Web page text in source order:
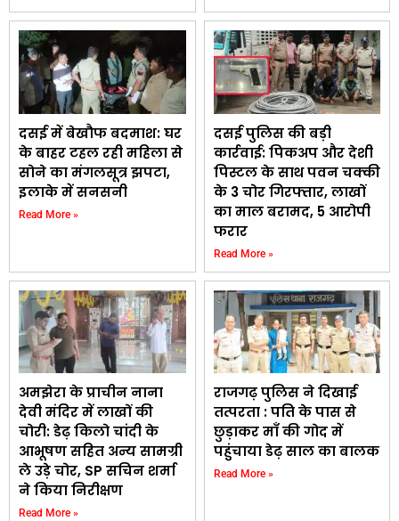
दसई में बेखौफ बदमाश: घर
के बाहर टहल रही महिला से
सोने का मंगलसूत्र झपटा,
इलाके में सनसनी
Read More »
दसई पुलिस की बड़ी
कार्रवाई: पिकअप और देशी
पिस्टल के साथ पवन चक्की
के 3 चोर गिरफ्तार, लाखों
का माल बरामद, 5 आरोपी
फरार
Read More »
अमझेरा के प्राचीन नाना
देवी मंदिर में लाखों की
चोरी: डेढ़ किलो चांदी के
आभूषण सहित अन्य सामग्री
ले उड़े चोर, SP सचिन शर्मा
ने किया निरीक्षण
Read More »
राजगढ़ पुलिस ने दिखाई
तत्परता : पति के पास से
छुड़ाकर माँ की गोद में
पहुंचाया डेढ़ साल का बालक
Read More »